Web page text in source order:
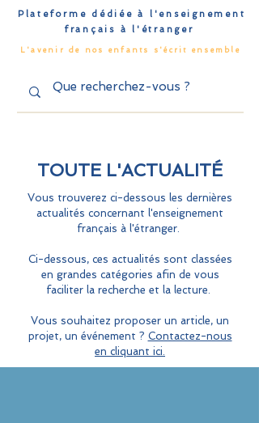
Plateforme dédiée à l'enseignement
français à l'étranger
L'avenir de nos enfants s'écrit ensemble
TOUTE L'ACTUALITÉ
Vous trouverez ci-dessous les dernières
actualités concernant l'enseignement
français à l'étranger.
Ci-dessous, ces actualités sont classées
en grandes catégories afin de vous
faciliter la recherche et la lecture.
Vous souhaitez proposer un article, un
projet, un événement ? Contactez-nous
en cliquant ici.